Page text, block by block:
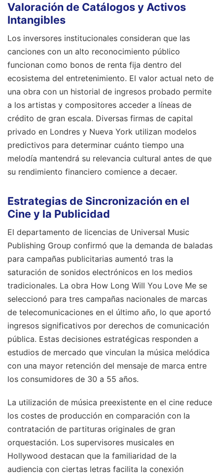
Valoración de Catálogos y Activos
Intangibles
Los inversores institucionales consideran que las
canciones con un alto reconocimiento público
funcionan como bonos de renta fija dentro del
ecosistema del entretenimiento. El valor actual neto de
una obra con un historial de ingresos probado permite
a los artistas y compositores acceder a líneas de
crédito de gran escala. Diversas firmas de capital
privado en Londres y Nueva York utilizan modelos
predictivos para determinar cuánto tiempo una
melodía mantendrá su relevancia cultural antes de que
su rendimiento financiero comience a decaer.
Estrategias de Sincronización en el
Cine y la Publicidad
El departamento de licencias de Universal Music
Publishing Group confirmó que la demanda de baladas
para campañas publicitarias aumentó tras la
saturación de sonidos electrónicos en los medios
tradicionales. La obra How Long Will You Love Me se
seleccionó para tres campañas nacionales de marcas
de telecomunicaciones en el último año, lo que aportó
ingresos significativos por derechos de comunicación
pública. Estas decisiones estratégicas responden a
estudios de mercado que vinculan la música melódica
con una mayor retención del mensaje de marca entre
los consumidores de 30 a 55 años.
La utilización de música preexistente en el cine reduce
los costes de producción en comparación con la
contratación de partituras originales de gran
orquestación. Los supervisores musicales en
Hollywood destacan que la familiaridad de la
audiencia con ciertas letras facilita la conexión